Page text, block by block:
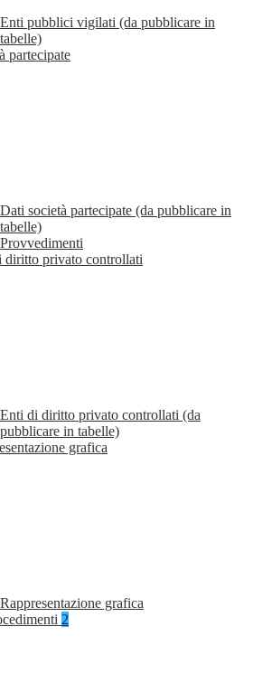
Enti pubblici vigilati (da pubblicare in
tabelle)
partecipate
Dati società partecipate (da pubblicare in
tabelle)
Provvedimenti
diritto privato controllati
Enti di diritto privato controllati (da
pubblicare in tabelle)
grafica
Rappresentazione grafica
2